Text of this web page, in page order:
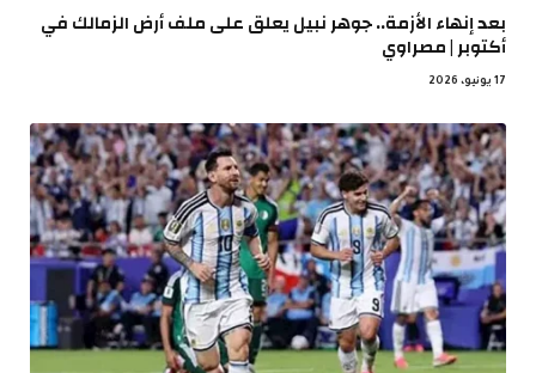
بعد إنهاء الأزمة.. جوهر نبيل يعلق على ملف أرض الزمالك في
أكتوبر | مصراوي
17 يونيو، 2026